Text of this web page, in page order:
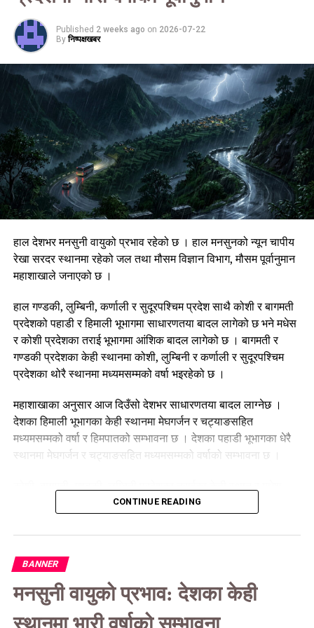
Published 2 weeks ago on 2026-07-22
By निष्पक्षखबर
हाल देशभर मनसुनी वायुको प्रभाव रहेको छ । हाल मनसुनको न्यून चापीय
रेखा सरदर स्थानमा रहेको जल तथा मौसम विज्ञान विभाग, मौसम पूर्वानुमान
महाशाखाले जनाएको छ ।
हाल गण्डकी, लुम्बिनी, कर्णाली र सुदूरपश्चिम प्रदेश साथै कोशी र बागमती
प्रदेशको पहाडी र हिमाली भूभागमा साधारणतया बादल लागेको छ भने मधेस
र कोशी प्रदेशका तराई भूभागमा आंशिक बादल लागेको छ । बागमती र
गण्डकी प्रदेशका केही स्थानमा कोशी, लुम्बिनी र कर्णाली र सुदूरपश्चिम
प्रदेशका थोरै स्थानमा मध्यमसम्मको वर्षा भइरहेको छ ।
महाशाखाका अनुसार आज दिउँसो देशभर साधारणतया बादल लाग्नेछ ।
देशका हिमाली भूभागका केही स्थानमा मेघगर्जन र चट्याङसहित
मध्यमसम्मको वर्षा र हिमपातको सम्भावना छ । देशका पहाडी भूभागका धेरै
स्थानमा मेघगर्जन र चट्याङसहित मध्यमसम्मको वर्षाको सम्भावना छ ।
कोशी, बागमती, गण्डकी, लुम्बिनी प्रदेशका तराईका केही स्थान र मधेश
प्रदेश तथा सुदूरपश्चिमको तराई भूभागका थोरै स्थानमा मेघगर्जन र
प्रदेशका पहाडी तथा तराई भूभागका साथै कोशी र लुम्बिनी प्रदेशका पहाडी
भूभागको एकदुई स्थानमा भारी वर्षाको सम्भावना रहेको छ ।
त्यसैगरी आज राति देशभर साधारणतया बादल लाग्नेछ । कोशी, बागमती र
गण्डकी प्रदेशका हिमाली भूभागका केही स्थानमा तथा लुम्बिनी, कर्णाली र
सुदूरपश्चिम प्रदेशका हिमाली भूभागका थोरै स्थानमा मेघगर्जन र
CONTINUE READING
BANNER
मनसुनी वायुको प्रभाव: देशका केही